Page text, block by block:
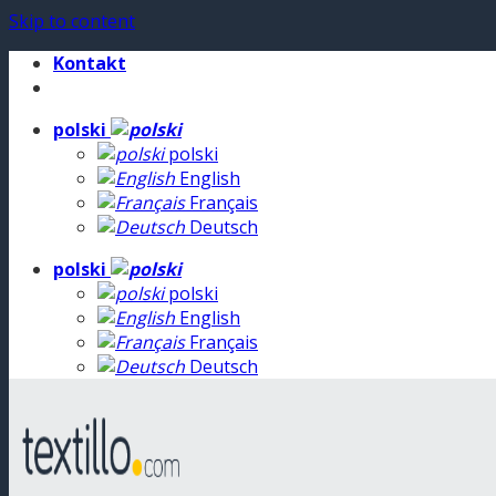
Skip to content
Kontakt
polski
polski
English
Français
Deutsch
polski
polski
English
Français
Deutsch